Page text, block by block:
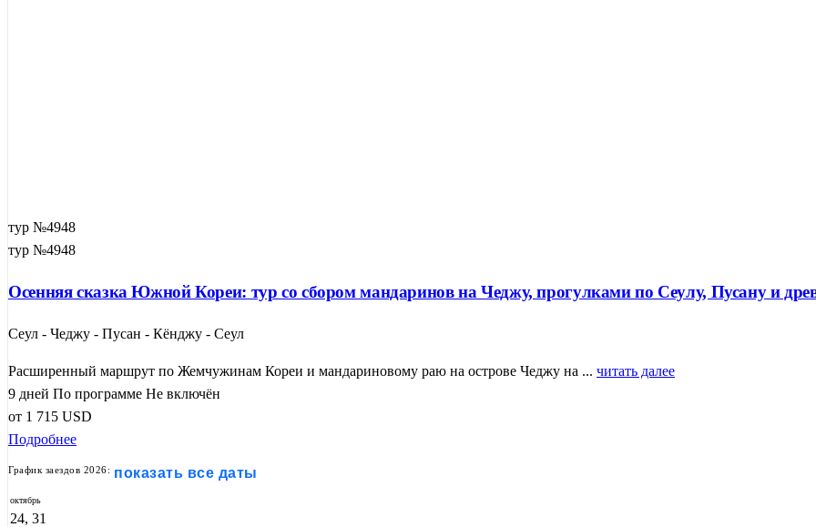
тур №4948
тур №4948
Осенняя сказка Южной Кореи: тур со сбором мандаринов на Чеджу, прогулками по Сеулу, Пусану и
Сеул - Чеджу - Пусан - Кёнджу - Сеул
Расширенный маршрут по Жемчужинам Кореи и мандариновому раю на острове Чеджу на ... читать далее
9 дней По программе Не включён
от 1 715 USD
Подробнее
График заездов 2026: показать все даты
октябрь
24, 31